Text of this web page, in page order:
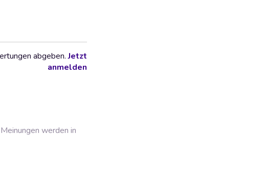
abgeben.Jetzt
anmelden
werden in